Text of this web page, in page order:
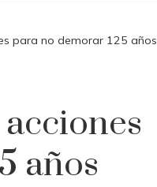
para no demorar 125 años
años